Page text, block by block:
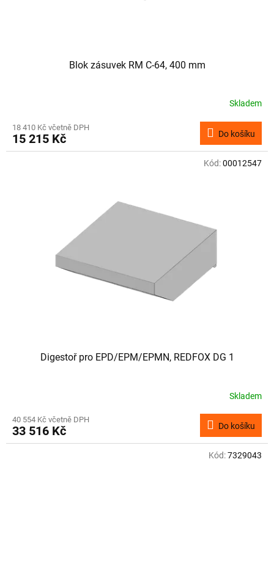
Blok zásuvek RM C-64, 400 mm
Skladem
18 410 Kč včetně DPH
15 215 Kč Do košíku
Digestoř pro EPD/EPM/EPMN, REDFOX DG 1
Skladem
40 554 Kč včetně DPH
33 516 Kč Do košíku
Kód:00012547
Kód:7329043